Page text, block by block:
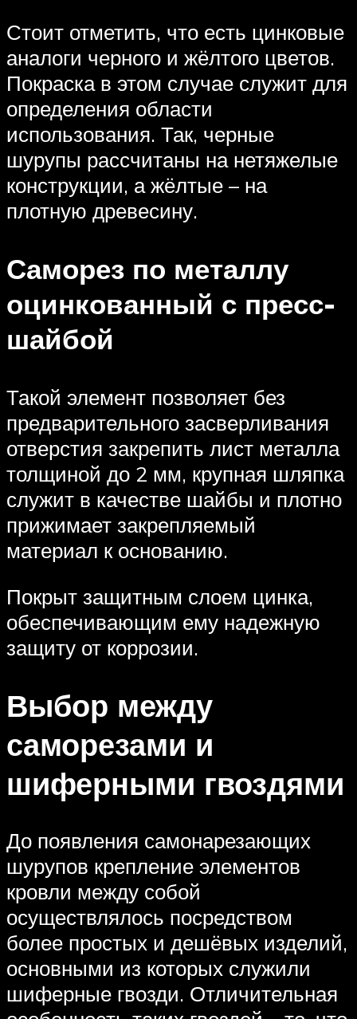
Стоит отметить, что есть цинковые
аналоги черного и жёлтого цветов.
Покраска в этом случае служит для
определения области
использования. Так, черные
шурупы рассчитаны на нетяжелые
конструкции, а жёлтые – на
плотную древесину.
Саморез по металлу
оцинкованный с пресс-
шайбой
Такой элемент позволяет без
предварительного засверливания
отверстия закрепить лист металла
толщиной до 2 мм, крупная шляпка
служит в качестве шайбы и плотно
прижимает закрепляемый
материал к основанию.
Покрыт защитным слоем цинка,
обеспечивающим ему надежную
защиту от коррозии.
Выбор между
саморезами и
шиферными гвоздями
До появления самонарезающих
шурупов крепление элементов
кровли между собой
осуществлялось посредством
более простых и дешёвых изделий,
основными из которых служили
шиферные гвозди. Отличительная